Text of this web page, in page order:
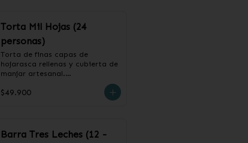
Torta Mil Hojas (24
personas)
Torta de finas capas de
hojarasca rellenas y cubierta de
manjar artesanal.
❄️ Producto Congelado
$49.900
Barra Tres Leches (12 -